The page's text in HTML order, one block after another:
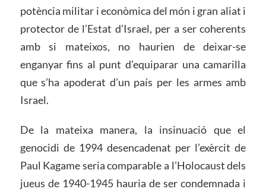
potència militar i econòmica del món i gran aliat i
protector de l’Estat d’Israel, per a ser coherents
amb si mateixos, no haurien de deixar-se
enganyar fins al punt d’equiparar una camarilla
que s’ha apoderat d’un país per les armes amb
Israel.
De la mateixa manera, la insinuació que el
genocidi de 1994 desencadenat per l’exèrcit de
Paul Kagame seria comparable a l’Holocaust dels
jueus de 1940-1945 hauria de ser condemnada i